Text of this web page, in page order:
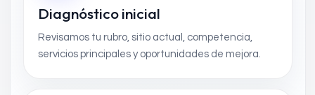
Diagnóstico inicial
Revisamos tu rubro, sitio actual, competencia,
servicios principales y oportunidades de mejora.